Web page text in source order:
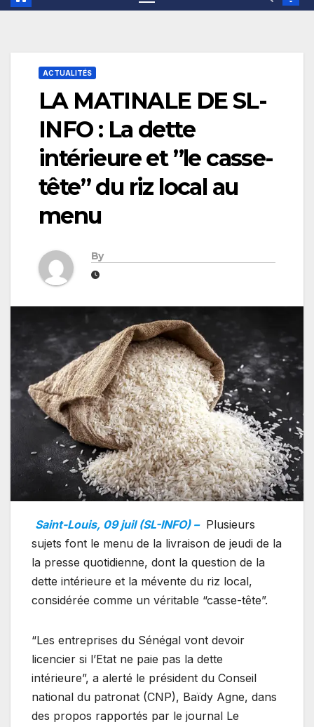
ACTUALITÉS
LA MATINALE DE SL-
INFO : La dette
intérieure et ”le casse-
tête” du riz local au
menu
By
Saint-Louis, 09 juil (SL-INFO) – Plusieurs
sujets font le menu de la livraison de jeudi de la
la presse quotidienne, dont la question de la
dette intérieure et la mévente du riz local,
considérée comme un véritable “casse-tête”.
“Les entreprises du Sénégal vont devoir
licencier si l’Etat ne paie pas la dette
intérieure”, a alerté le président du Conseil
national du patronat (CNP), Baïdy Agne, dans
des propos rapportés par le journal Le